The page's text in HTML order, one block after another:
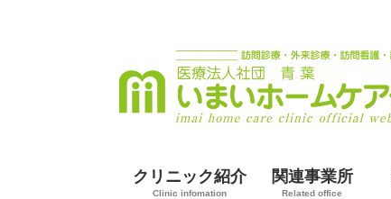
クリニック紹介
Clinic infomation
関連事業所
Related office